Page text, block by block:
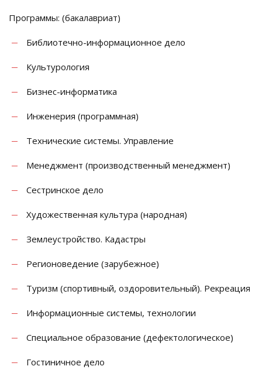
Программы: (бакалавриат)
Библиотечно-информационное дело
Культурология
Бизнес-информатика
Инженерия (программная)
Технические системы. Управление
Менеджмент (производственный менеджмент)
Сестринское дело
Художественная культура (народная)
Землеустройство. Кадастры
Регионоведение (зарубежное)
Туризм (спортивный, оздоровительный). Рекреация
Информационные системы, технологии
Специальное образование (дефектологическое)
Гостиничное дело